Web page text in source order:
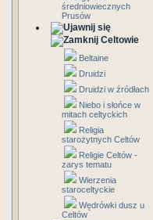
średniowiecznych
Prusów
Celtowie
Beltaine
Druidzi
Druidzi w źródłach
Niebo i słońce w
mitach celtyckich
Religia
starożytnych Celtów
Religie Celtów -
zarys tematu
Wierzenia
staroceltyckie
Wędrówki dusz u
Celtów